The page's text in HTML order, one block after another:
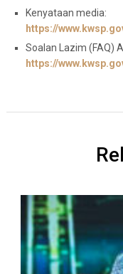
Kenyataan media:
https://
Soalan Lazim (FAQ)
https://